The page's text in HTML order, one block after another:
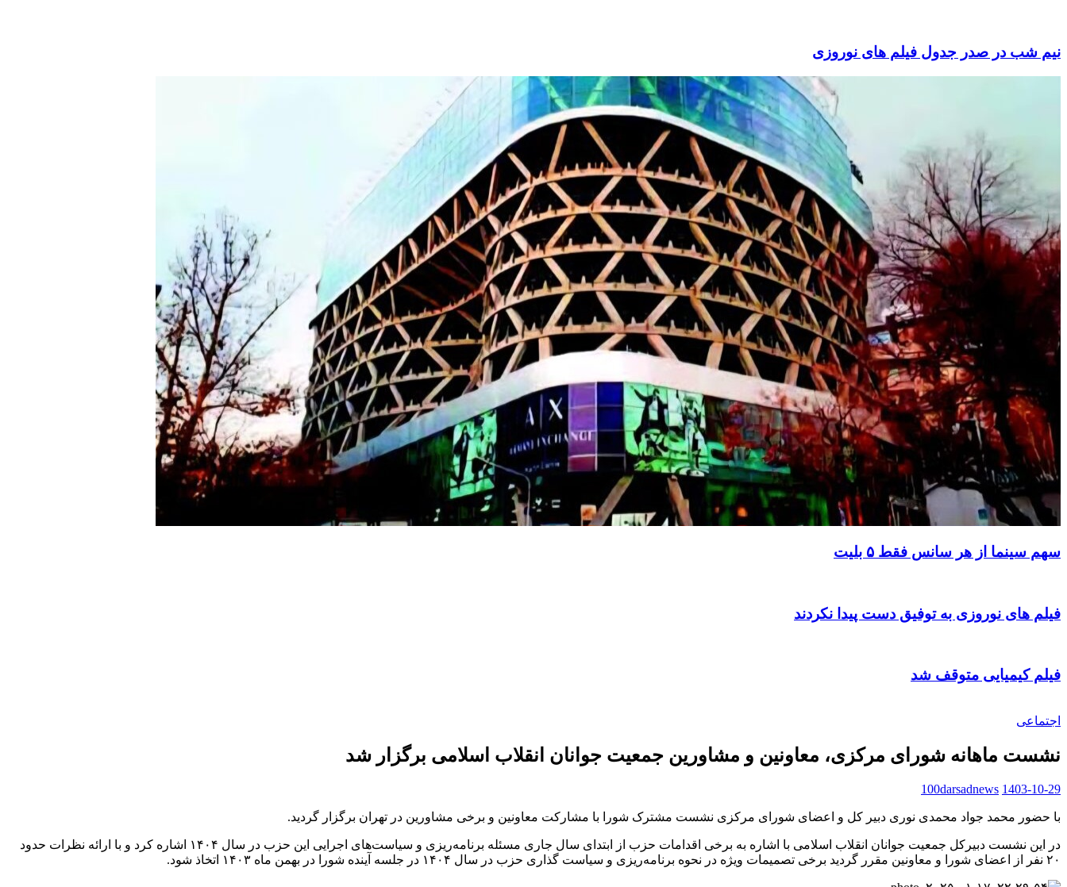
نیم شب در صدر جدول فیلم های نوروزی
سهم سینما از هر سانس فقط ۵ بلیت
فیلم های نوروزی به توفیق دست پیدا نکردند
فیلم کیمیایی متوقف شد
اجتماعی
نشست ماهانه شورای مرکزی، معاونین و مشاورین جمعیت جوانان انقلاب اسلامی برگزار شد
100darsadnews 1403-10-29
با حضور محمد جواد محمدی نوری دبیر کل و اعضای شورای مرکزی نشست مشترک شورا با مشارکت معاونین و برخی مشاورین در تهران برگزار گردید.
در این نشست دبیرکل جمعیت جوانان انقلاب اسلامی با اشاره به برخی اقدامات حزب از ابتدای سال جاری مسئله برنامه‌ریزی و سیاست‌های اجرایی این حزب در سال ۱۴۰۴ اشاره کرد و با ارائه نظرات حدود
۲۰ نفر از اعضای شورا و معاونین مقرر گردید برخی تصمیمات ویژه در نحوه برنامه‌ریزی و سیاست گذاری حزب در سال ۱۴۰۴ در جلسه آینده شورا در بهمن ماه ۱۴۰۳ اتخاذ شود.